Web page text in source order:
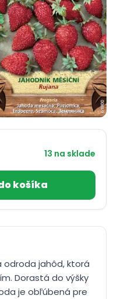
13 na sklade
košíka
jahôd, ktorá
Dorastá do výšky
je obľúbená pre